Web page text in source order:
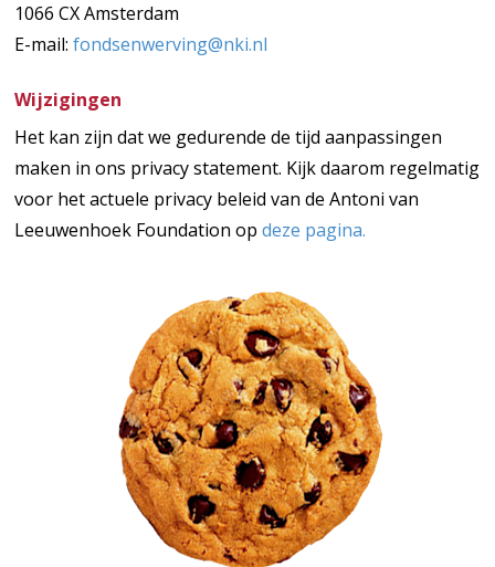
1066 CX Amsterdam
E-mail:fondsenwerving@nki.nl
Wijzigingen
Het kan zijn dat we gedurende de tijd aanpassingen
maken in ons privacy statement. Kijk daarom regelmatig
voor het actuele privacy beleid van de Antoni van
Leeuwenhoek Foundation opdeze pagina.